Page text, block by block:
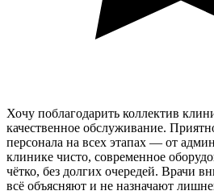
Хочу поблагодарить коллектив
качественное обслуживание.
персонала на всех этапах — от
клинике чисто, современное
чётко, без долгих очередей. Врачи
всё объясняют и не назначают